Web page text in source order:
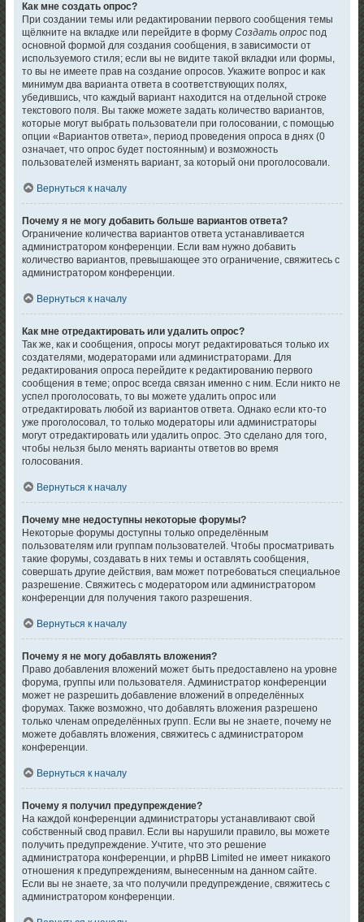
Как мне создать опрос?
При создании темы или редактировании первого сообщения темы
щёлкните на вкладке или перейдите в формуСоздать опрос под
основной формой для создания сообщения, в зависимости от
используемого стиля; если вы не видите такой вкладки или формы,
то вы не имеете прав на создание опросов. Укажите вопрос и как
минимум два варианта ответа в соответствующих полях,
убедившись, что каждый вариант находится на отдельной строке
текстового поля. Вы также можете задать количество вариантов,
которые могут выбрать пользователи при голосовании, с помощью
опции «Вариантов ответа», период проведения опроса в днях (0
означает, что опрос будет постоянным) и возможность
пользователей изменять вариант, за который они проголосовали.
Вернуться к началу
Почему я не могу добавить больше вариантов ответа?
Ограничение количества вариантов ответа устанавливается
администратором конференции. Если вам нужно добавить
количество вариантов, превышающее это ограничение, свяжитесь с
администратором конференции.
Вернуться к началу
Как мне отредактировать или удалить опрос?
Так же, как и сообщения, опросы могут редактироваться только их
создателями, модераторами или администраторами. Для
редактирования опроса перейдите к редактированию первого
сообщения в теме; опрос всегда связан именно с ним. Если никто не
успел проголосовать, то вы можете удалить опрос или
отредактировать любой из вариантов ответа. Однако если кто-то
уже проголосовал, то только модераторы или администраторы
могут отредактировать или удалить опрос. Это сделано для того,
чтобы нельзя было менять варианты ответов во время
голосования.
Вернуться к началу
Почему мне недоступны некоторые форумы?
Некоторые форумы доступны только определённым
пользователям или группам пользователей. Чтобы просматривать
такие форумы, создавать в них темы и оставлять сообщения,
совершать другие действия, вам может потребоваться специальное
разрешение. Свяжитесь с модератором или администратором
конференции для получения такого разрешения.
Вернуться к началу
Почему я не могу добавлять вложения?
Право добавления вложений может быть предоставлено на уровне
форума, группы или пользователя. Администратор конференции
может не разрешить добавление вложений в определённых
форумах. Также возможно, что добавлять вложения разрешено
только членам определённых групп. Если вы не знаете, почему не
можете добавлять вложения, свяжитесь с администратором
конференции.
Вернуться к началу
Почему я получил предупреждение?
На каждой конференции администраторы устанавливают свой
собственный свод правил. Если вы нарушили правило, вы можете
получить предупреждение. Учтите, что это решение
администратора конференции, и phpBB Limited не имеет никакого
отношения к предупреждениям, вынесенным на данном сайте.
Если вы не знаете, за что получили предупреждение, свяжитесь с
администратором конференции.